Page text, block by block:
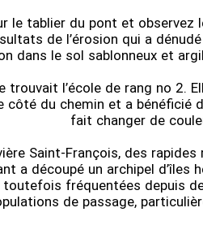
le tablier du pont et observez
de l’érosion qui a
dans le sol sablonneux et
trouvait l’école de rang no 2.
côté du chemin et a bénéficié
fait changer de
Saint-François, des
a découpé un archipel d’îles
fréquentées depuis
de passage,